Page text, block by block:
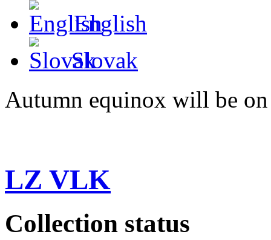
English
Slovak
Autumn equinox will be
LZ VLK
Collection status